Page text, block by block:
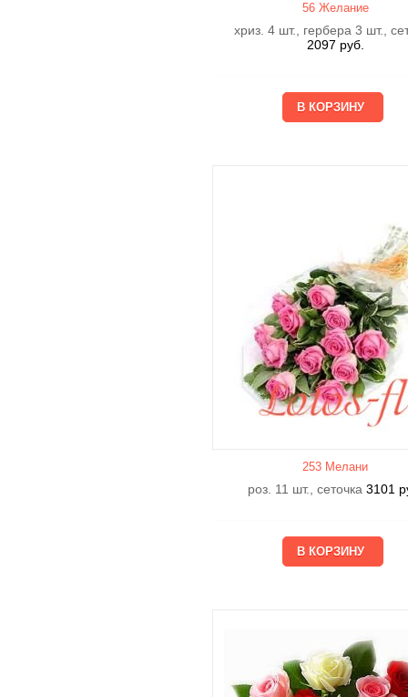
56 Желание
хриз. 4 шт., гербера 3 шт.,
2097 руб.
253 Мелани
роз. 11 шт., сеточка 3101